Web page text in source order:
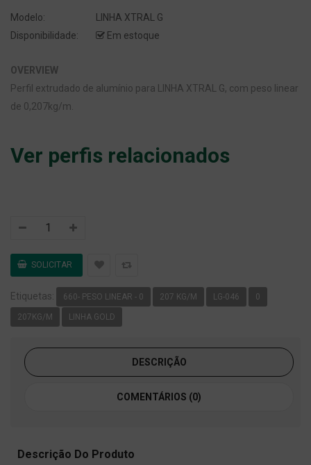
Modelo:
LINHA XTRAL G
Disponibilidade:
Em estoque
OVERVIEW
Perfil extrudado de alumínio para LINHA XTRAL G, com peso linear
de 0,207kg/m.
Ver perfis relacionados
Etiquetas: 660- PESO LINEAR - 0 207 KG/M LG-046 0
207KG/M LINHA GOLD
DESCRIÇÃO
COMENTÁRIOS (0)
Descrição Do Produto